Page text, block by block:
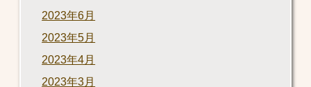
2023年6月
2023年5月
2023年4月
2023年3月